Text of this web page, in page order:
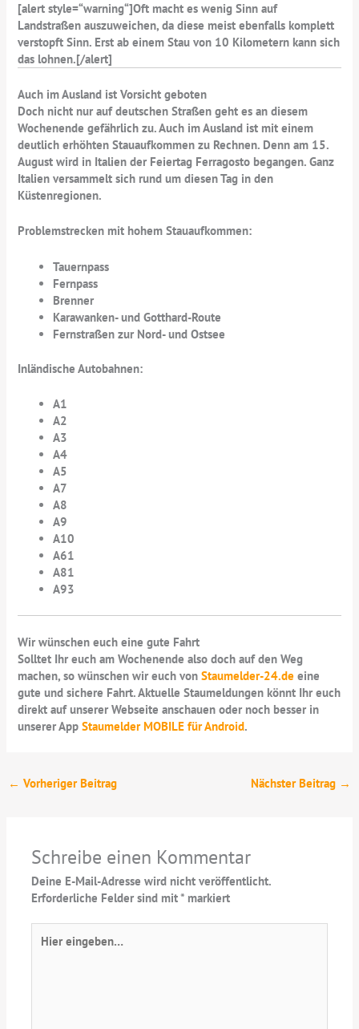
[alert style=“warning“]Oft macht es wenig Sinn auf
Landstraßen auszuweichen, da diese meist ebenfalls komplett
verstopft Sinn. Erst ab einem Stau von 10 Kilometern kann sich
das lohnen.[/alert]
Auch im Ausland ist Vorsicht geboten
Doch nicht nur auf deutschen Straßen geht es an diesem
Wochenende gefährlich zu. Auch im Ausland ist mit einem
deutlich erhöhten Stauaufkommen zu Rechnen. Denn am 15.
August wird in Italien der Feiertag Ferragosto begangen. Ganz
Italien versammelt sich rund um diesen Tag in den
Küstenregionen.
Problemstrecken mit hohem Stauaufkommen:
Tauernpass
Fernpass
Brenner
Karawanken- und Gotthard-Route
Fernstraßen zur Nord- und Ostsee
Inländische Autobahnen:
A1
A2
A3
A4
A5
A7
A8
A9
A10
A61
A81
A93
Wir wünschen euch eine gute Fahrt
Solltet Ihr euch am Wochenende also doch auf den Weg
machen, so wünschen wir euch vonStaumelder-24.de eine
gute und sichere Fahrt. Aktuelle Staumeldungen könnt Ihr euch
direkt auf unserer Webseite anschauen oder noch besser in
unserer AppStaumelder MOBILE für Android.
← Vorheriger Beitrag Nächster Beitrag →
Schreibe einen Kommentar
Deine E-Mail-Adresse wird nicht veröffentlicht.
Erforderliche Felder sind mit* markiert
eingeben…